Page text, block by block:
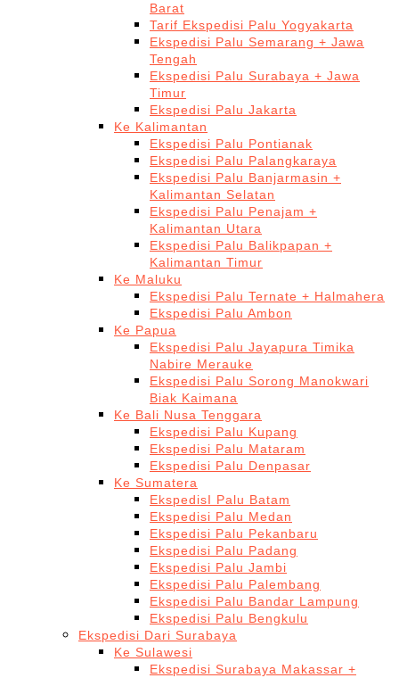
Barat
Tarif Ekspedisi Palu Yogyakarta
Ekspedisi Palu Semarang + Jawa
Tengah
Ekspedisi Palu Surabaya + Jawa
Timur
Ekspedisi Palu Jakarta
Ke Kalimantan
Ekspedisi Palu Pontianak
Ekspedisi Palu Palangkaraya
Ekspedisi Palu Banjarmasin +
Kalimantan Selatan
Ekspedisi Palu Penajam +
Kalimantan Utara
Ekspedisi Palu Balikpapan +
Kalimantan Timur
Ke Maluku
Ekspedisi Palu Ternate + Halmahera
Ekspedisi Palu Ambon
Ke Papua
Ekspedisi Palu Jayapura Timika
Nabire Merauke
Ekspedisi Palu Sorong Manokwari
Biak Kaimana
Ke Bali Nusa Tenggara
Ekspedisi Palu Kupang
Ekspedisi Palu Mataram
Ekspedisi Palu Denpasar
Ke Sumatera
EkspedisI Palu Batam
Ekspedisi Palu Medan
Ekspedisi Palu Pekanbaru
Ekspedisi Palu Padang
Ekspedisi Palu Jambi
Ekspedisi Palu Palembang
Ekspedisi Palu Bandar Lampung
Ekspedisi Palu Bengkulu
Ekspedisi Dari Surabaya
Ke Sulawesi
Ekspedisi Surabaya Makassar +